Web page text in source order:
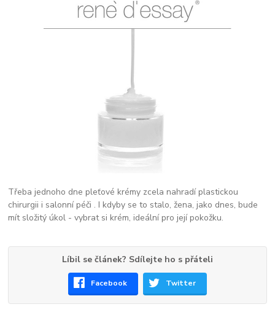
Třeba jednoho dne pleťové krémy zcela nahradí plastickou
chirurgii i salonní péči . I kdyby se to stalo, žena, jako dnes, bude
mít složitý úkol - vybrat si krém, ideální pro její pokožku.
Líbil se článek? Sdílejte ho s přáteli
Facebook Twitter